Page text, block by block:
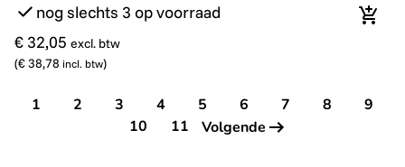
nog slechts 3 op voorraad
€ 32,05 excl. btw
(€ 38,78 incl. btw)
In
1 2 3 4 5 6 7 8
9
10
11 Volgende